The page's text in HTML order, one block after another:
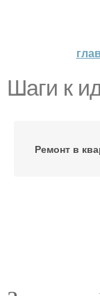
Шаги к
Ремонт в